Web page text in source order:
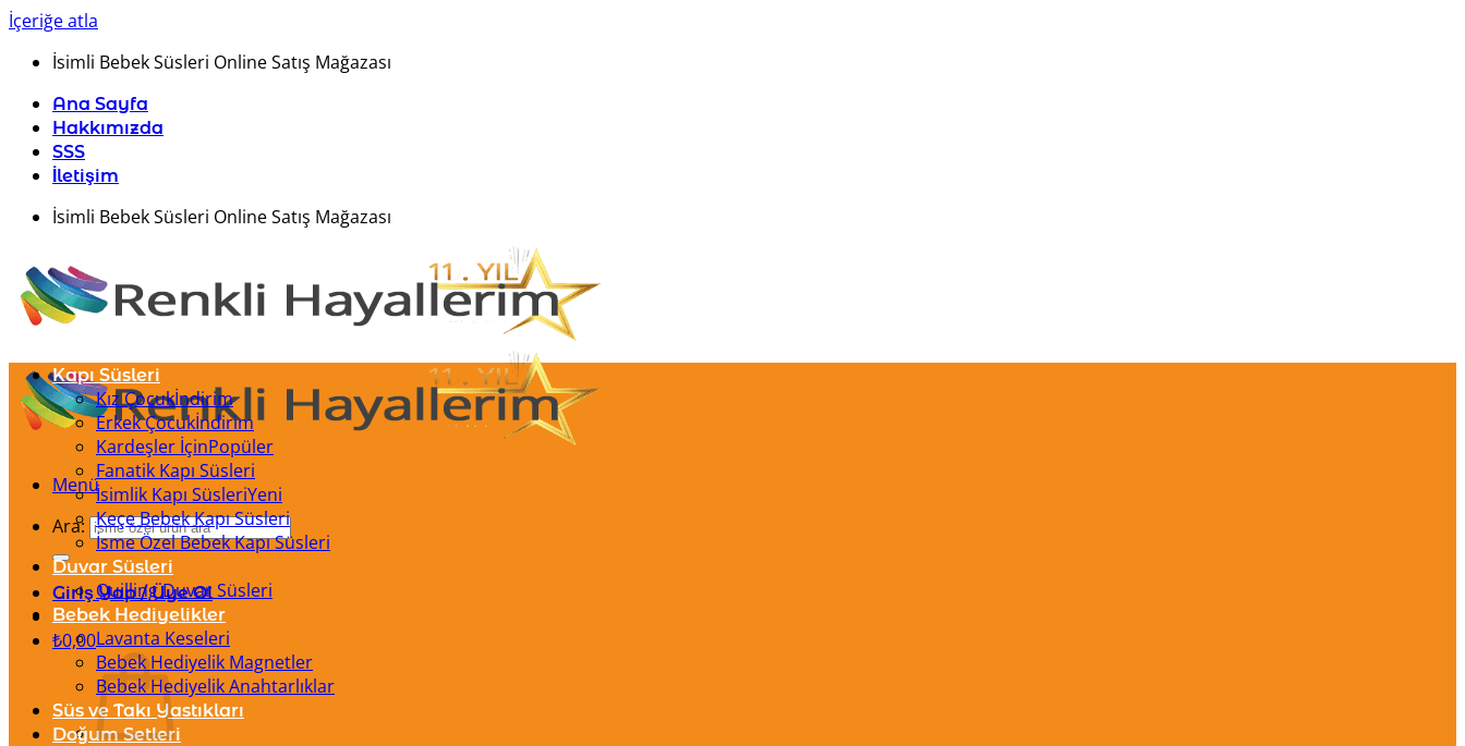
İçeriğe atla
İsimli Bebek Süsleri Online Satış Mağazası
Ana Sayfa
Hakkımızda
SSS
İletişim
İsimli Bebek Süsleri Online Satış Mağazası
Menü
Ara:
Giriş Yap / Üye Ol
₺0,00
Kapı Süsleri
Kız Çocuk
Erkek Çocuk
Kardeşler İçin
Fanatik Kapı Süsleri
İsimlik Kapı Süsleri
Keçe Bebek Kapı Süsleri
İsme Özel Bebek Kapı Süsleri
Duvar Süsleri
Quilling Duvar Süsleri
Bebek Hediyelikler
Lavanta Keseleri
Bebek Hediyelik Magnetler
Bebek Hediyelik Anahtarlıklar
Süs ve Takı Yastıkları
Doğum Setleri